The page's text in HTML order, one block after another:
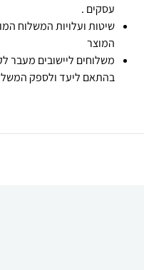
עסקים .
שיטות ועלויות המשלוח
המוצר
משלוחים ליישובים מעבר
בהתאם ליעד ולספק